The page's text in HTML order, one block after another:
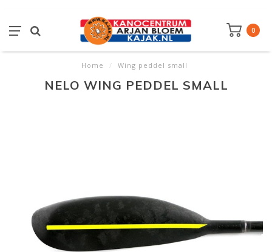
0
Home / Wing peddel small
NELO WING PEDDEL SMALL